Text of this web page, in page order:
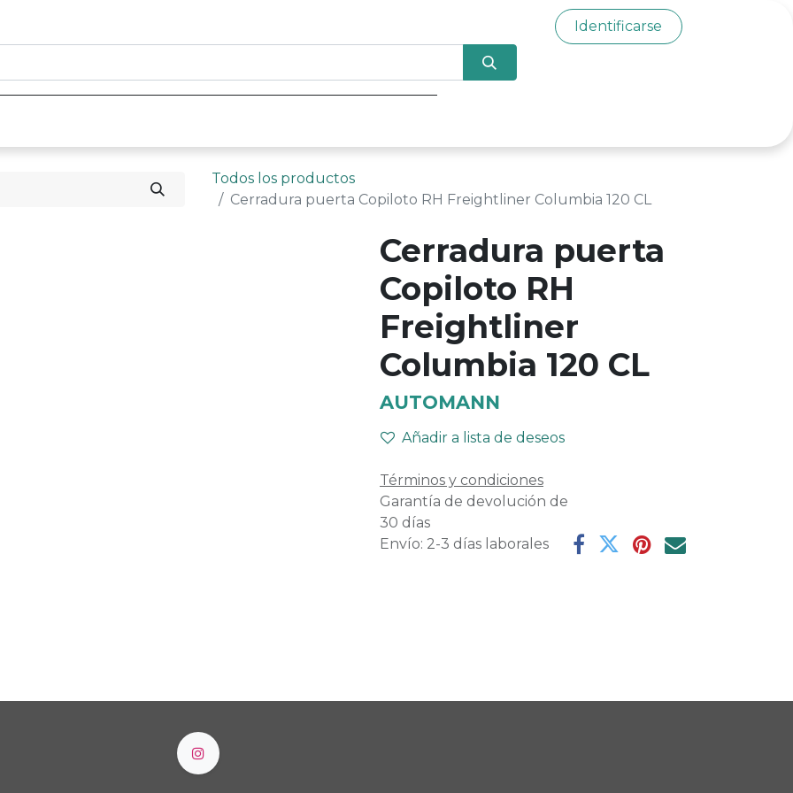
Identificarse
Todos los productos
Cerradura puerta Copiloto RH Freightliner Columbia 120 CL
Cerradura puerta
Copiloto RH
Freightliner
Columbia 120 CL
AUTOMANN
Añadir a lista de deseos
Términos y condiciones
Garantía de devolución de
30 días
Envío: 2-3 días laborales